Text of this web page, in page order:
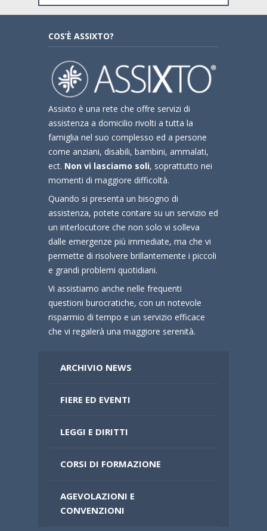
COS’È ASSIXTO?
Assixto è una rete che offre servizi di
assistenza a domicilio rivolti a tutta la
famiglia nel suo complesso ed a persone
come anziani, disabili, bambini, ammalati,
ect. Non vi lasciamo soli, soprattutto nei
momenti di maggiore difficoltà.
Quando si presenta un bisogno di
assistenza, potete contare su un servizio ed
un interlocutore che non solo vi solleva
dalle emergenze più immediate, ma che vi
permette di risolvere brillantemente i piccoli
e grandi problemi quotidiani.
Vi assistiamo anche nelle frequenti
questioni burocratiche, con un notevole
risparmio di tempo e un servizio efficace
che vi regalerà una maggiore serenità.
ARCHIVIO NEWS
FIERE ED EVENTI
LEGGI E DIRITTI
CORSI DI FORMAZIONE
AGEVOLAZIONI E
CONVENZIONI